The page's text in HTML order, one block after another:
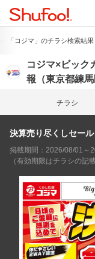
「コジマ」のチラシ検索結果
コジマ×ビック
報（東京都練馬
チラシ
決算売り尽くしセール
掲載期間：2026/08/01～
（有効期限はチラシの記